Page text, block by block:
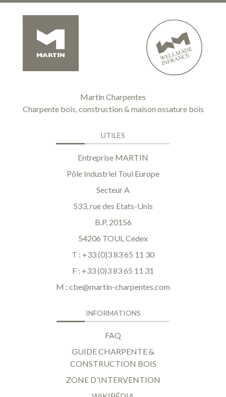
Martin Charpentes
Charpente bois, construction & maison ossature bois
UTILES
Entreprise MARTIN
Pôle Industriel Toul Europe
Secteur A
533, rue des Etats-Unis
B.P. 20156
54206 TOUL Cedex
T : +33 (0)3 83 65 11 30
F : +33 (0)3 83 65 11 31
M : cbe@martin-charpentes.com
INFORMATIONS
FAQ
GUIDE CHARPENTE &
CONSTRUCTION BOIS
ZONE D'INTERVENTION